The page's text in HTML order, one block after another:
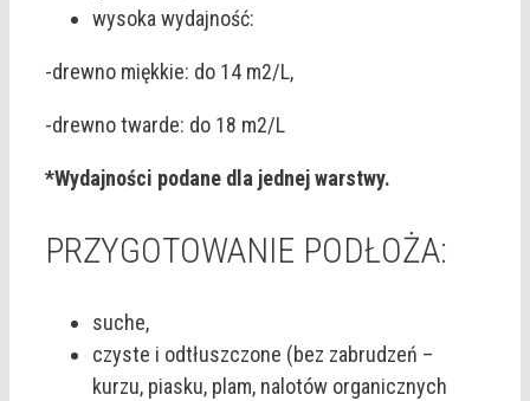
wysoka wydajność:
-drewno miękkie: do 14 m2/L,
-drewno twarde: do 18 m2/L
*Wydajności podane dla jednej warstwy.
PRZYGOTOWANIE PODŁOŻA:
suche,
czyste i odtłuszczone (bez zabrudzeń –
kurzu, piasku, plam, nalotów organicznych